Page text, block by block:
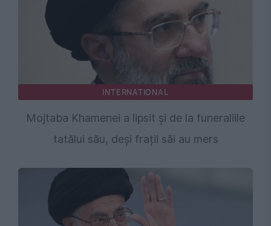
INTERNATIONAL
Mojtaba Khamenei a lipsit și de la funeraliile
tatălui său, deși frații săi au mers